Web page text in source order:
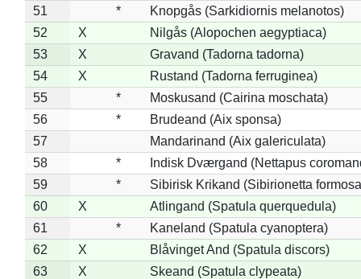
51
*
Knopgås (Sarkidiornis melanotos)
52
X
Nilgås (Alopochen aegyptiaca)
53
X
Gravand (Tadorna tadorna)
54
X
Rustand (Tadorna ferruginea)
55
*
Moskusand (Cairina moschata)
56
*
Brudeand (Aix sponsa)
57
Mandarinand (Aix galericulata)
58
*
Indisk Dværgand (Nettapus
59
*
Sibirisk Krikand (Sibirionetta
60
X
Atlingand (Spatula querquedula)
61
*
Kaneland (Spatula cyanoptera)
62
X
Blåvinget And (Spatula discors)
63
X
Skeand (Spatula clypeata)